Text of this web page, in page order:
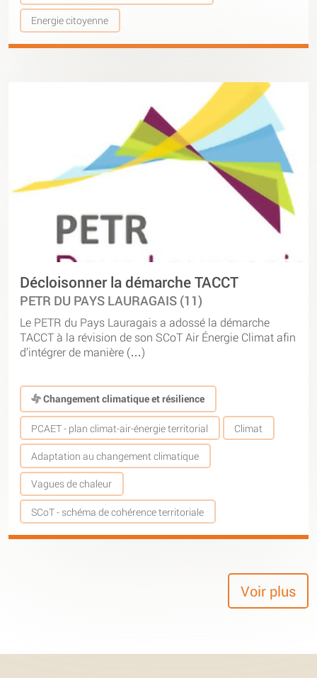
Energie citoyenne
Décloisonner la démarche TACCT
PETR DU PAYS LAURAGAIS (11)
Le PETR du Pays Lauragais a adossé la démarche
TACCT à la révision de son SCoT Air Énergie Climat afin
d’intégrer de manière (…)
Changement climatique et résilience
PCAET - plan climat-air-énergie territorial Climat
Adaptation au changement climatique
Vagues de chaleur
SCoT - schéma de cohérence territoriale
Voir plus